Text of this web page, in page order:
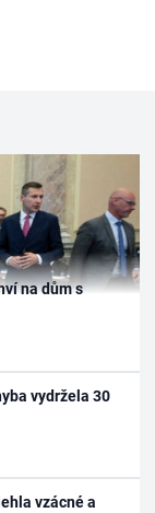
na dům s
vydržela 30
vzácné a